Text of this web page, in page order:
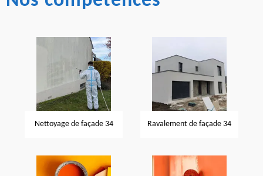
Nettoyage de façade 34 Ravalement de façade 34